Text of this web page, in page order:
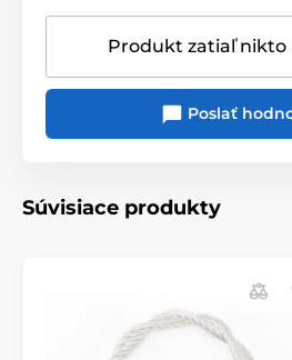
Produkt zatiaľ nikto
Poslať
Súvisiace produkty